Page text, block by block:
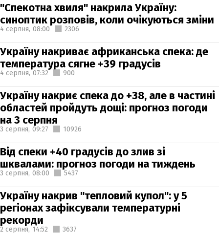
"Спекотна хвиля" накрила Україну:
синоптик розповів, коли очікуються зміни
4 серпня, 08:00 2306
Україну накриває африканська спека: де
температура сягне +39 градусів
4 серпня, 07:32 900
Україну накриє спека до +38, але в частині
областей пройдуть дощі: прогноз погоди
на 3 серпня
3 серпня, 09:27 10926
Від спеки +40 градусів до злив зі
шквалами: прогноз погоди на тиждень
3 серпня, 08:00 5437
Україну накрив "тепловий купол": у 5
регіонах зафіксували температурні
рекорди
2 серпня, 14:52 3637